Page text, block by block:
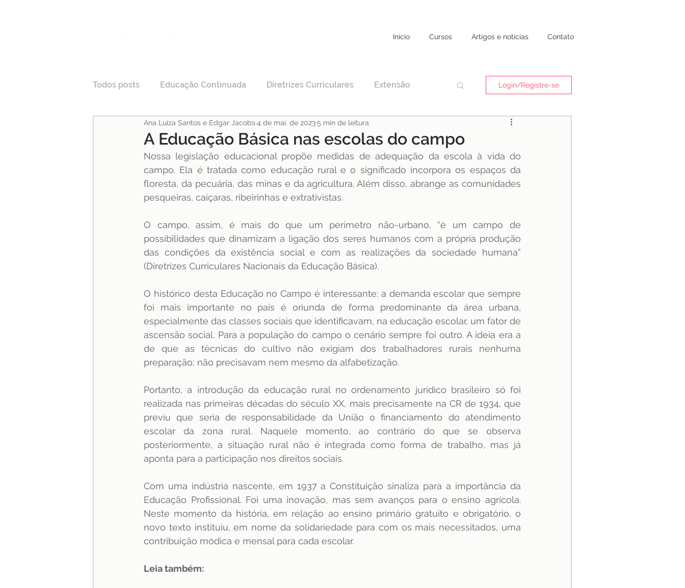
Início Cursos Artigos e notícias Contato
Todos posts Educação Continuada Diretrizes Curriculares Extensão
Tecnologia e Direito Educação Específica COVID-19
Processo Seletivo Credenciamento EAD Legislação Educação
especialização Jurisprudência ENAMED Avaliação
Login/Registre-se
A Educação Básica nas escolas do campo
Ana Luiza Santos e Edgar Jacobs4 de mai. de 20235 min de leitura
Nossa legislação educacional propõe medidas de adequação da escola à vida do
campo. Ela é tratada como educação rural e o significado incorpora os espaços da
floresta, da pecuária, das minas e da agricultura. Além disso, abrange as comunidades
pesqueiras, caiçaras, ribeirinhas e extrativistas.
O campo, assim, é mais do que um perímetro não-urbano, “é um campo de
possibilidades que dinamizam a ligação dos seres humanos com a própria produção
das condições da existência social e com as realizações da sociedade humana”
(Diretrizes Curriculares Nacionais da Educação Básica).
O histórico desta Educação no Campo é interessante: a demanda escolar que sempre
foi mais importante no país é oriunda de forma predominante da área urbana,
especialmente das classes sociais que identificavam, na educação escolar, um fator de
ascensão social. Para a população do campo o cenário sempre foi outro. A ideia era a
de que as técnicas do cultivo não exigiam dos trabalhadores rurais nenhuma
preparação; não precisavam nem mesmo da alfabetização.
Portanto, a introdução da educação rural no ordenamento jurídico brasileiro só foi
realizada nas primeiras décadas do século XX, mais precisamente na CR de 1934, que
previu que seria de responsabilidade da União o financiamento do atendimento
escolar da zona rural. Naquele momento, ao contrário do que se observa
posteriormente, a situação rural não é integrada como forma de trabalho, mas já
aponta para a participação nos direitos sociais.
Com uma indústria nascente, em 1937 a Constituição sinaliza para a importância da
Educação Profissional. Foi uma inovação, mas sem avanços para o ensino agrícola.
Neste momento da história, em relação ao ensino primário gratuito e obrigatório, o
novo texto instituiu, em nome da solidariedade para com os mais necessitados, uma
contribuição módica e mensal para cada escolar.
Leia também: